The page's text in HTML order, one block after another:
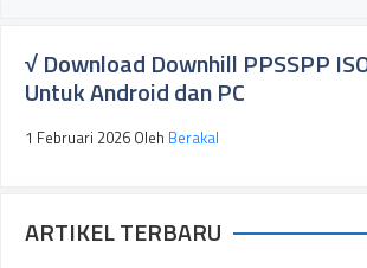
√ Download Downhill PPSSPP
Untuk Android dan PC
1 Februari 2026 Oleh Berakal
ARTIKEL TERBARU